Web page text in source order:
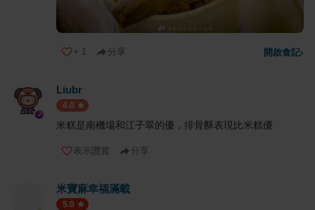
+ 1 分享 開啟食記›
Liubr
4.0
米糕是南機場和江子翠的優，排骨酥表現比米糕優
表示讚賞 分享
米寶麻幸福滿載
5.0